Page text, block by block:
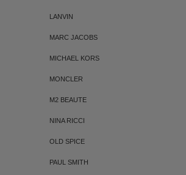
LANVIN
MARC JACOBS
MICHAEL KORS
MONCLER
M2 BEAUTE
NINA RICCI
OLD SPICE
PAUL SMITH